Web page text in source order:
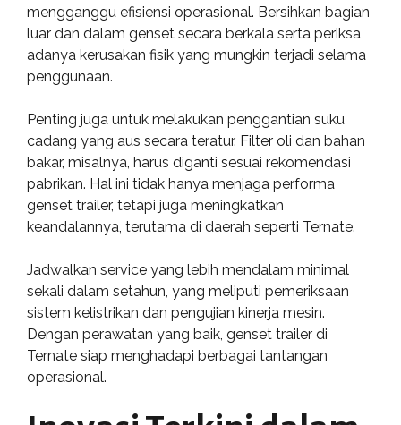
mengganggu efisiensi operasional. Bersihkan bagian
luar dan dalam genset secara berkala serta periksa
adanya kerusakan fisik yang mungkin terjadi selama
penggunaan.
Penting juga untuk melakukan penggantian suku
cadang yang aus secara teratur. Filter oli dan bahan
bakar, misalnya, harus diganti sesuai rekomendasi
pabrikan. Hal ini tidak hanya menjaga performa
genset trailer, tetapi juga meningkatkan
keandalannya, terutama di daerah seperti Ternate.
Jadwalkan service yang lebih mendalam minimal
sekali dalam setahun, yang meliputi pemeriksaan
sistem kelistrikan dan pengujian kinerja mesin.
Dengan perawatan yang baik, genset trailer di
Ternate siap menghadapi berbagai tantangan
operasional.